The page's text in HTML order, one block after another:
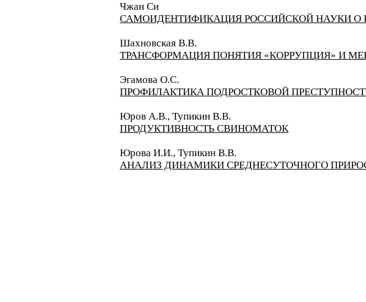
Чжан Си
САМОИДЕНТИФИКАЦИЯ РОССИЙСКОЙ НАУКИ О
Шахновская В.В.
ТРАНСФОРМАЦИЯ ПОНЯТИЯ «КОРРУПЦИЯ» И
Эгамова О.С.
ПРОФИЛАКТИКА ПОДРОСТКОВОЙ
Юров А.В., Тупикин В.В.
ПРОДУКТИВНОСТЬ СВИНОМАТОК
Юрова И.И., Тупикин В.В.
АНАЛИЗ ДИНАМИКИ СРЕДНЕСУТОЧНОГО